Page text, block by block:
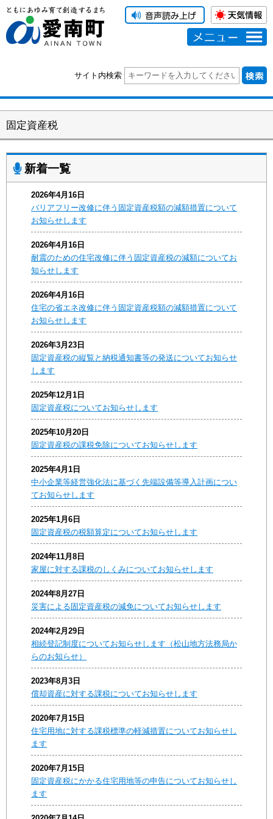
メニュー
サイト内検索
固定資産税
新着一覧
2026年4月16日
バリアフリー改修に伴う固定資産税額の減額措置について
お知らせします
2026年4月16日
耐震のための住宅改修に伴う固定資産税の減額についてお
知らせします
2026年4月16日
住宅の省エネ改修に伴う固定資産税額の減額措置について
お知らせします
2026年3月23日
固定資産税の縦覧と納税通知書等の発送についてお知らせ
します
2025年12月1日
固定資産税についてお知らせします
2025年10月20日
固定資産税の課税免除についてお知らせします
2025年4月1日
中小企業等経営強化法に基づく先端設備等導入計画につい
てお知らせします
2025年1月6日
固定資産税の税額算定についてお知らせします
2024年11月8日
家屋に対する課税のしくみについてお知らせします
2024年8月27日
災害による固定資産税の減免についてお知らせします
2024年2月29日
相続登記制度についてお知らせします（松山地方法務局か
らのお知らせ）
2023年8月3日
償却資産に対する課税についてお知らせします
2020年7月15日
住宅用地に対する課税標準の軽減措置についてお知らせし
ます
2020年7月15日
固定資産税にかかる住宅用地等の申告についてお知らせし
ます